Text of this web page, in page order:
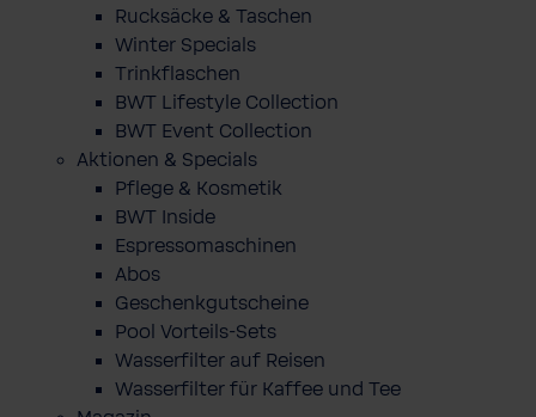
Rucksäcke & Taschen
Winter Specials
Trinkflaschen
BWT Lifestyle Collection
BWT Event Collection
Aktionen & Specials
Pflege & Kosmetik
BWT Inside
Espressomaschinen
Abos
Geschenkgutscheine
Pool Vorteils-Sets
Wasserfilter auf Reisen
Wasserfilter für Kaffee und Tee